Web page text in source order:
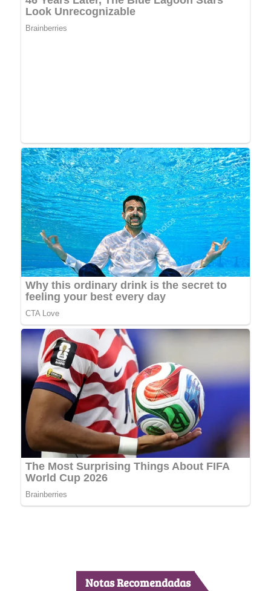
Notas Recomendadas